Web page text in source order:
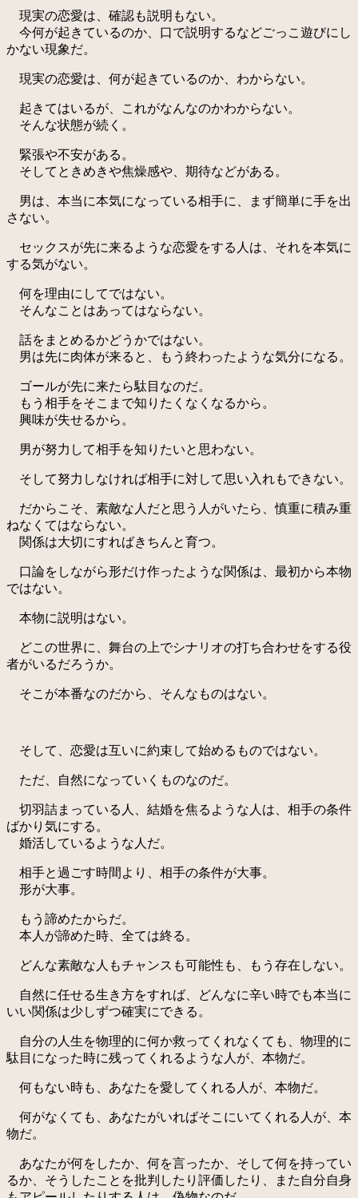
現実の恋愛は、確認も説明もない。
今何が起きているのか、口で説明するなどごっこ遊びにし
かない現象だ。
現実の恋愛は、何が起きているのか、わからない。
起きてはいるが、これがなんなのかわからない。
そんな状態が続く。
緊張や不安がある。
そしてときめきや焦燥感や、期待などがある。
男は、本当に本気になっている相手に、まず簡単に手を出
さない。
セックスが先に来るような恋愛をする人は、それを本気に
する気がない。
何を理由にしてではない。
そんなことはあってはならない。
話をまとめるかどうかではない。
男は先に肉体が来ると、もう終わったような気分になる。
ゴールが先に来たら駄目なのだ。
もう相手をそこまで知りたくなくなるから。
興味が失せるから。
男が努力して相手を知りたいと思わない。
そして努力しなければ相手に対して思い入れもできない。
だからこそ、素敵な人だと思う人がいたら、慎重に積み重
ねなくてはならない。
関係は大切にすればきちんと育つ。
口論をしながら形だけ作ったような関係は、最初から本物
ではない。
本物に説明はない。
どこの世界に、舞台の上でシナリオの打ち合わせをする役
者がいるだろうか。
そこが本番なのだから、そんなものはない。
そして、恋愛は互いに約束して始めるものではない。
ただ、自然になっていくものなのだ。
切羽詰まっている人、結婚を焦るような人は、相手の条件
ばかり気にする。
婚活しているような人だ。
相手と過ごす時間より、相手の条件が大事。
形が大事。
もう諦めたからだ。
本人が諦めた時、全ては終る。
どんな素敵な人もチャンスも可能性も、もう存在しない。
自然に任せる生き方をすれば、どんなに辛い時でも本当に
いい関係は少しずつ確実にできる。
自分の人生を物理的に何か救ってくれなくても、物理的に
駄目になった時に残ってくれるような人が、本物だ。
何もない時も、あなたを愛してくれる人が、本物だ。
何がなくても、あなたがいればそこにいてくれる人が、本
物だ。
あなたが何をしたか、何を言ったか、そして何を持ってい
るか、そうしたことを批判したり評価したり、また自分自身